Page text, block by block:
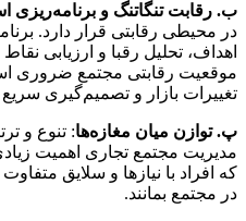
ب. رقابت تنگاتنگ و برنامه‌ریزی
در محیطی رقابتی قرار دارد.
اهداف، تحلیل رقبا و ارزیابی
موقعیت رقابتی مجتمع ضروری
تغییرات بازار و تصمیم‌گیری سریع
پ. توازن میان مغازه‌ها: تنوع و
مدیریت مجتمع تجاری اهمیت
که افراد با نیازها و سلایق
در مجتمع بمانند.